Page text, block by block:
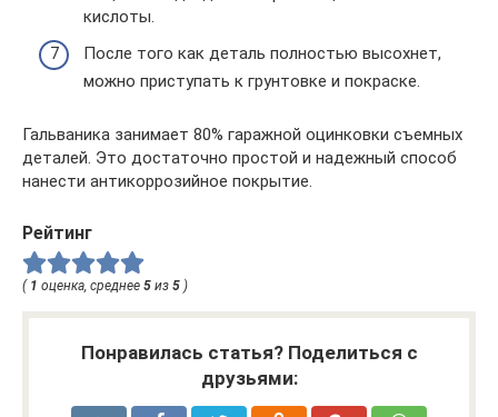
кислоты.
После того как деталь полностью высохнет,
можно приступать к грунтовке и покраске.
Гальваника занимает 80% гаражной оцинковки съемных
деталей. Это достаточно простой и надежный способ
нанести антикоррозийное покрытие.
Рейтинг
( 1 оценка, среднее 5 из 5 )
Понравилась статья? Поделиться с
друзьями: